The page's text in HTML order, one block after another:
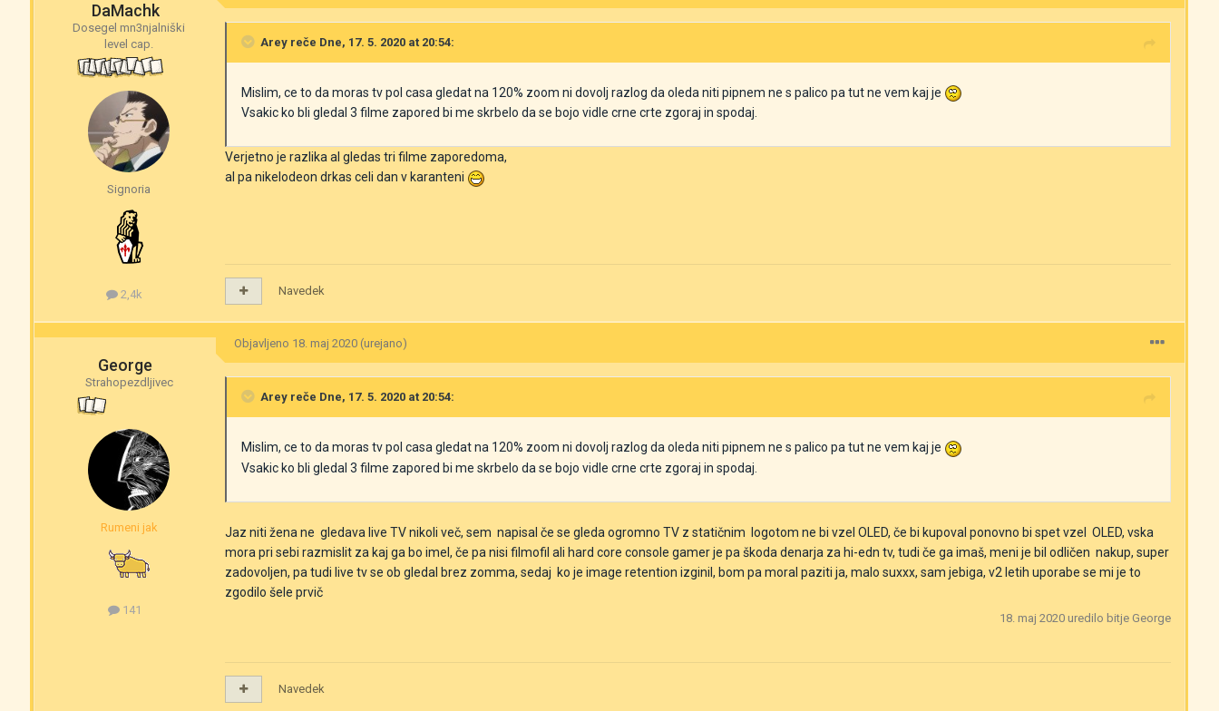
DaMachk
Dosegel mn3njalniški
level cap.
Signoria
2,4k
Arey reče Dne, 17. 5. 2020 at 20:54:
Mislim, ce to da moras tv pol casa gledat na 120% zoom ni dovolj razlog da oleda niti pipnem ne s palico pa tut ne vem kaj je
Vsakic ko bli gledal 3 filme zapored bi me skrbelo da se bojo vidle crne crte zgoraj in spodaj.
Verjetno je razlika al gledas tri filme zaporedoma,
al pa nikelodeon drkas celi dan v karanteni
Navedek
George
Strahopezdljivec
Rumeni jak
141
Objavljeno 18. maj 2020 (urejano)
Arey reče Dne, 17. 5. 2020 at 20:54:
Mislim, ce to da moras tv pol casa gledat na 120% zoom ni dovolj razlog da oleda niti pipnem ne s palico pa tut ne vem kaj je
Vsakic ko bli gledal 3 filme zapored bi me skrbelo da se bojo vidle crne crte zgoraj in spodaj.
Jaz niti žena ne gledava live TV nikoli več, sem napisal če se gleda ogromno TV z statičnim logotom ne bi vzel OLED, če bi kupoval ponovno bi spet vzel OLED, vska
mora pri sebi razmislit za kaj ga bo imel, če pa nisi filmofil ali hard core console gamer je pa škoda denarja za hi-edn tv, tudi če ga imaš, meni je bil odličen nakup, super
zadovoljen, pa tudi live tv se ob gledal brez zomma, sedaj ko je image retention izginil, bom pa moral paziti ja, malo suxxx, sam jebiga, v2 letih uporabe se mi je to
zgodilo šele prvič
18. maj 2020 uredilo bitje George
Navedek